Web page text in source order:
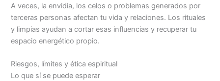
A veces, la envidia, los celos o problemas generados por
terceras personas afectan tu vida y relaciones. Los rituales
y limpias ayudan a cortar esas influencias y recuperar tu
espacio energético propio.
Riesgos, límites y ética espiritual
Lo que sí se puede esperar